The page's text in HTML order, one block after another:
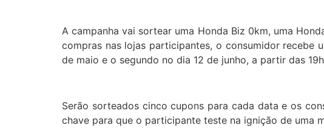
A campanha vai sortear uma Honda Biz 0km, uma
compras nas lojas participantes, o consumidor
de maio e o segundo no dia 12 de junho, a partir das
Serão sorteados cinco cupons para cada data e os
chave para que o participante teste na ignição de uma